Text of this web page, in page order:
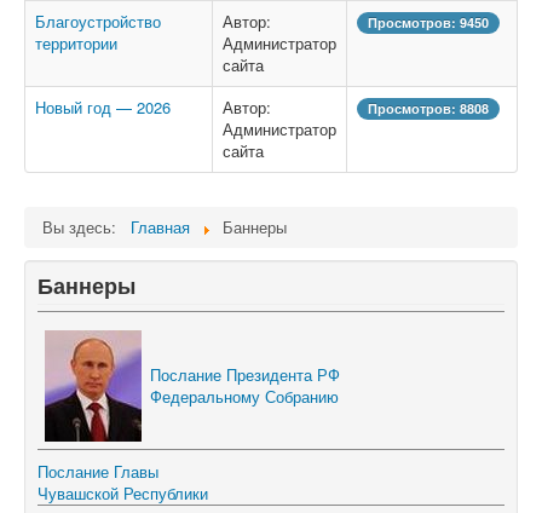
Благоустройство
территории
Автор:
Администратор
сайта
Просмотров: 9450
Новый год — 2026
Автор:
Администратор
сайта
Просмотров: 8808
Вы здесь: Главная Баннеры
Баннеры
Послание Президента РФ
Федеральному Собранию
Послание Главы
Чувашской Республики